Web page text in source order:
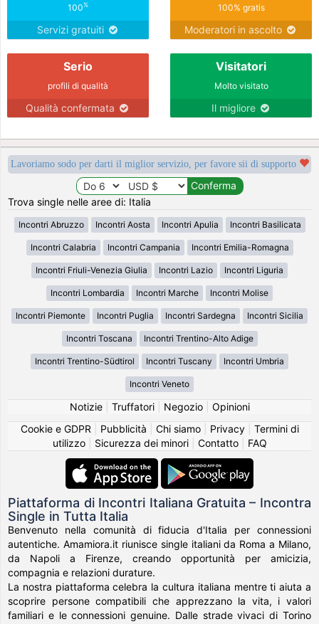
100%
Servizi gratuiti
100% gratis
Moderatori in ascolto
Serio
profili di qualità
Qualità confermata
Visitatori
Molto visitato
Il migliore
Lavoriamo sodo per darti il miglior servizio, per favore sii di supporto
Trova single nelle aree di: Italia
Incontri Abruzzo Incontri Aosta Incontri Apulia Incontri Basilicata
Incontri Calabria Incontri Campania Incontri Emilia-Romagna
Incontri Friuli-Venezia Giulia Incontri Lazio Incontri Liguria
Incontri Lombardia Incontri Marche Incontri Molise
Incontri Piemonte Incontri Puglia Incontri Sardegna Incontri Sicilia
Incontri Toscana Incontri Trentino-Alto Adige
Incontri Trentino-Südtirol Incontri Tuscany Incontri Umbria
Incontri Veneto
Notizie| Truffatori| Negozio| Opinioni
Cookie e GDPR
Pubblicità Chi siamo| Privacy| Termini di
utilizzo| Sicurezza dei minori| Contatto| FAQ
Piattaforma di Incontri Italiana Gratuita – Incontra
Single in Tutta Italia
Benvenuto nella comunità di fiducia d'Italia per connessioni
autentiche. Amamiora.it riunisce single italiani da Roma a Milano,
da Napoli a Firenze, creando opportunità per amicizia,
compagnia e relazioni durature.
La nostra piattaforma celebra la cultura italiana mentre ti aiuta a
scoprire persone compatibili che apprezzano la vita, i valori
familiari e le connessioni genuine. Dalle strade vivaci di Torino